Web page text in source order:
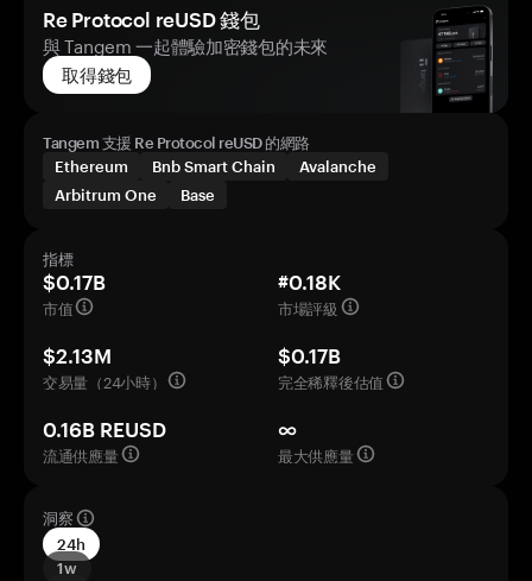
Re Protocol reUSD 錢包
與 Tangem 一起體驗加密錢包的未來
取得錢包
Tangem 支援 Re Protocol reUSD 的網路
Ethereum
Bnb Smart Chain
Avalanche
Arbitrum One
Base
指標
$0.17B
市值
#0.18K
市場評級
$2.13M
交易量（24小時）
$0.17B
完全稀釋後估值
0.16B REUSD
流通供應量
∞
最大供應量
洞察
24h
1w